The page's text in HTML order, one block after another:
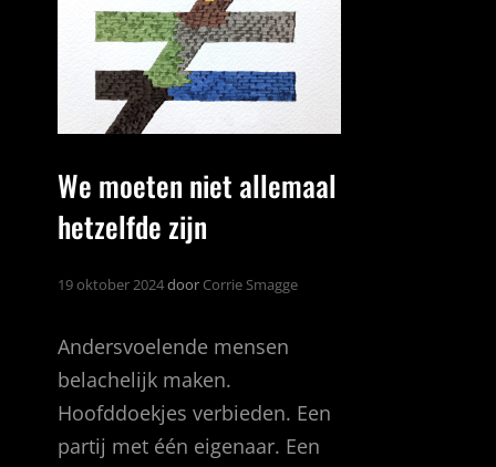
We moeten niet allemaal
hetzelfde zijn
19 oktober 2024door Corrie Smagge
Andersvoelende mensen
belachelijk maken.
Hoofddoekjes verbieden. Een
partij met één eigenaar. Een